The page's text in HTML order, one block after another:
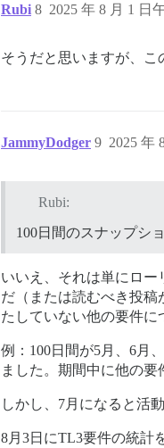
Rubi 2025 年 8 月 1 日
8
そうだと思いますが、こ
JammyDodger 2025 年
9
Rubi:
100日間のスナップシ
いいえ、それは単にロー
だ（または読むべき投
たしていない他の要件に
例：100日間が5月、6月
ました。期間中に他の要
しかし、7月になると活
8月3日にTL3要件の統計